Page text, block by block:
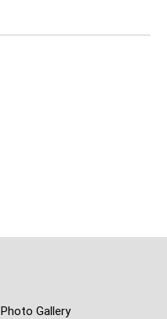
Photo Gallery